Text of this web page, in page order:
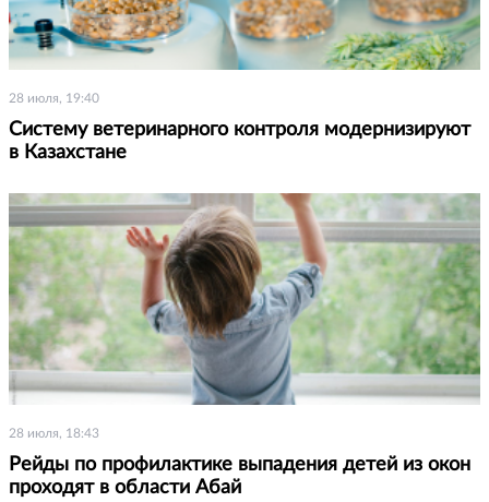
28 июля, 19:40
Систему ветеринарного контроля модернизируют
в Казахстане
28 июля, 18:43
Рейды по профилактике выпадения детей из окон
проходят в области Абай